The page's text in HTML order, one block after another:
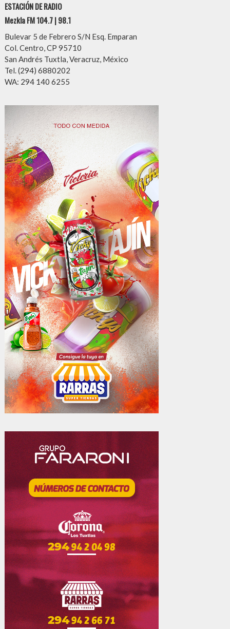
ESTACIÓN DE RADIO
Mezkla FM 104.7 | 98.1
Bulevar 5 de Febrero S/N Esq. Emparan
Col. Centro, CP 95710
San Andrés Tuxtla, Veracruz, México
Tel. (294) 6880202
WA: 294 140 6255